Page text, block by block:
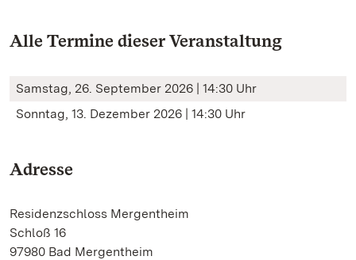
Alle Termine dieser Veranstaltung
Samstag, 26. September 2026 | 14:30 Uhr
Sonntag, 13. Dezember 2026 | 14:30 Uhr
Adresse
Residenzschloss Mergentheim
Schloß 16
97980 Bad Mergentheim